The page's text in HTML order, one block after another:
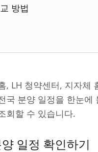
방법
, LH 청약센터, 지자체
국 분양 일정을 한눈
회할 수 있습니다.
일정 확인하기